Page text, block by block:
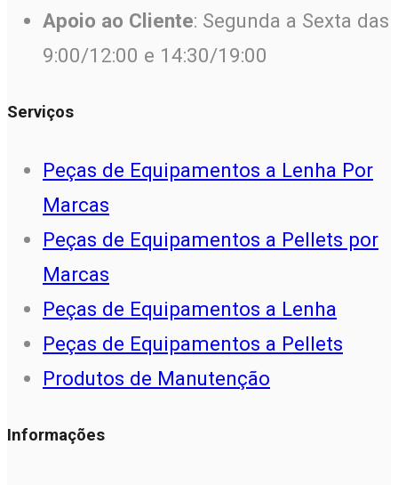
Apoio ao Cliente: Segunda a Sexta das
9:00/12:00 e 14:30/19:00
Serviços
Peças de Equipamentos a Lenha Por
Marcas
Peças de Equipamentos a Pellets por
Marcas
Peças de Equipamentos a Lenha
Peças de Equipamentos a Pellets
Produtos de Manutenção
Informações